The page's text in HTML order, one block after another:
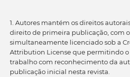
1. Autores mantém os direitos
direito de primeira publicação, com
simultaneamente licenciado sob a
Attribution License que permitindo
trabalho com reconhecimento da
publicação inicial nesta revista.